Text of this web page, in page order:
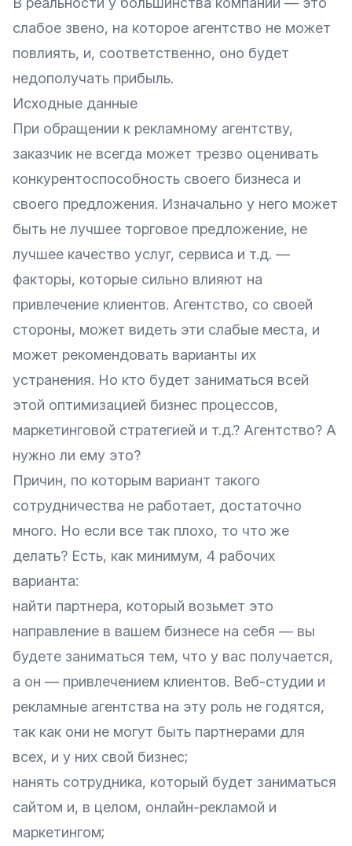
слабое звено, на которое агентство не может
повлиять, и, соответственно, оно будет
недополучать прибыль.
Исходные данные
При обращении к рекламному агентству,
заказчик не всегда может трезво оценивать
конкурентоспособность своего бизнеса и
своего предложения. Изначально у него может
быть не лучшее торговое предложение, не
лучшее качество услуг, сервиса и т.д. —
факторы, которые сильно влияют на
привлечение клиентов. Агентство, со своей
стороны, может видеть эти слабые места, и
может рекомендовать варианты их
устранения. Но кто будет заниматься всей
этой оптимизацией бизнес процессов,
маркетинговой стратегией и т.д.? Агентство? А
нужно ли ему это?
Причин, по которым вариант такого
сотрудничества не работает, достаточно
много. Но если все так плохо, то что же
делать? Есть, как минимум, 4 рабочих
варианта:
найти партнера, который возьмет это
направление в вашем бизнесе на себя — вы
будете заниматься тем, что у вас получается,
а он — привлечением клиентов. Веб-студии и
рекламные агентства на эту роль не годятся,
так как они не могут быть партнерами для
всех, и у них свой бизнес;
нанять сотрудника, который будет заниматься
сайтом и, в целом, онлайн-рекламой и
маркетингом;